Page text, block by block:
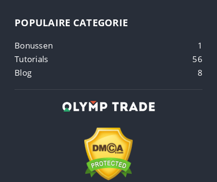
POPULAIRE CATEGORIE
Bonussen
1
Tutorials
56
Blog
8